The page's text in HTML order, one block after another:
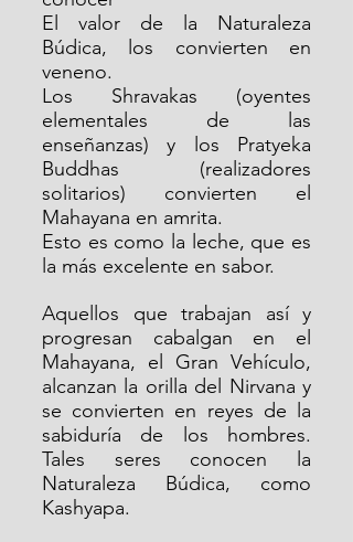
El valor de la Naturaleza
Búdica, los convierten en
veneno.
Los Shravakas (oyentes
elementales de las
enseñanzas) y los Pratyeka
Buddhas (realizadores
solitarios) convierten el
Mahayana en amrita.
Esto es como la leche, que es
la más excelente en sabor.
Aquellos que trabajan así y
progresan cabalgan en el
Mahayana, el Gran Vehículo,
alcanzan la orilla del Nirvana y
se convierten en reyes de la
sabiduría de los hombres.
Tales seres conocen la
Naturaleza Búdica, como
Kashyapa.